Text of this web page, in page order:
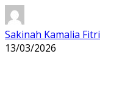
Sakinah Kamalia Fitri
13/03/2026